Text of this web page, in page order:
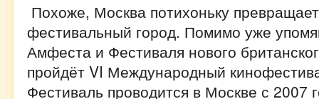
Похоже, Москва потихоньку
фестивальный город. Помимо уже
Амфеста и Фестиваля нового
пройдёт VI Международный
Фестиваль проводится в Москве с 2007